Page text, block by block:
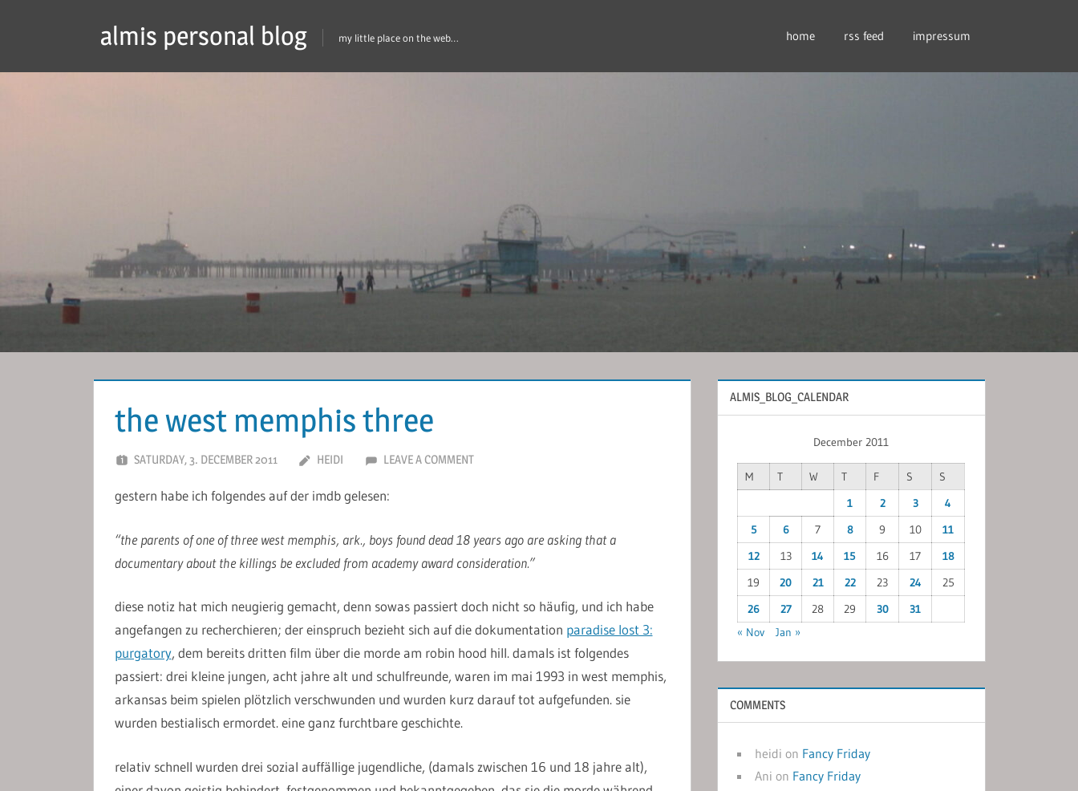
almis personal blog my little place on the web… home rss feed impressum
the west memphis three
SATURDAY, 3. DECEMBER 2011 HEIDI LEAVE A COMMENT
gestern habe ich folgendes auf der imdb gelesen:
“the parents of one of three west memphis, ark., boys found dead 18 years ago are asking that a
documentary about the killings be excluded from academy award consideration.”
diese notiz hat mich neugierig gemacht, denn sowas passiert doch nicht so häufig, und ich habe
angefangen zu recherchieren; der einspruch bezieht sich auf die dokumentation paradise lost 3:
purgatory, dem bereits dritten film über die morde am robin hood hill. damals ist folgendes
passiert: drei kleine jungen, acht jahre alt und schulfreunde, waren im mai 1993 in west memphis,
arkansas beim spielen plötzlich verschwunden und wurden kurz darauf tot aufgefunden. sie
wurden bestialisch ermordet. eine ganz furchtbare geschichte.
relativ schnell wurden drei sozial auffällige jugendliche, (damals zwischen 16 und 18 jahre alt),
ALMIS_BLOG_CALENDAR
December 2011
M T W T F S
S
1
2 3
4
5
6 7 8 9 10
11
12
13 14 15 16 17
18
19
20 21 22 23 24
25
26
27 28 29 30
31
« Nov
Jan »
COMMENTS
heidi on Fancy Friday
Ani on Fancy Friday